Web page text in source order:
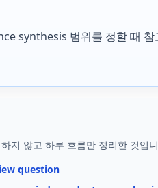
synthesis 범위를 정할 때
지 않고 하루 흐름만 정리한 것입
question